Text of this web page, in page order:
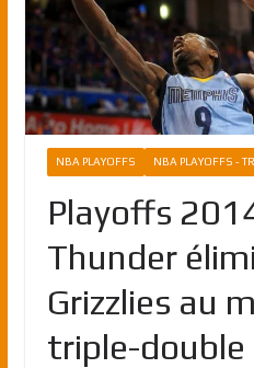
NBA PLAYOFFS NBA PLAYOFFS -
Playoffs
Thunder
Grizzlies au
triple-double